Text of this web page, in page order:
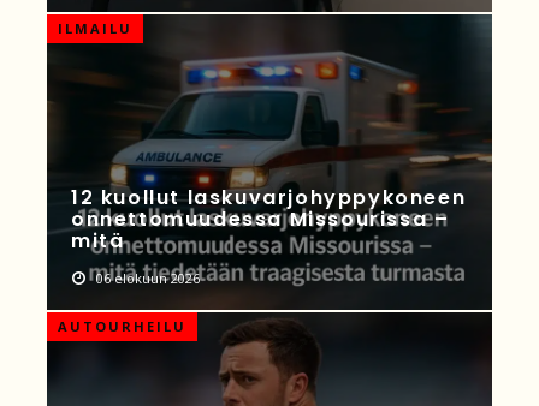
ILMAILU
12 kuollut laskuvarjohyppykoneen
onnettomuudessa Missourissa –
mitä
06 elokuun 2026
AUTOURHEILU